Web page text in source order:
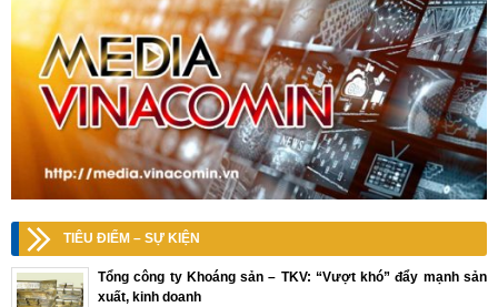
TIÊU ĐIỂM – SỰ KIỆN
Tổng công ty Khoáng sản – TKV: “Vượt khó” đẩy mạnh sản
xuất, kinh doanh